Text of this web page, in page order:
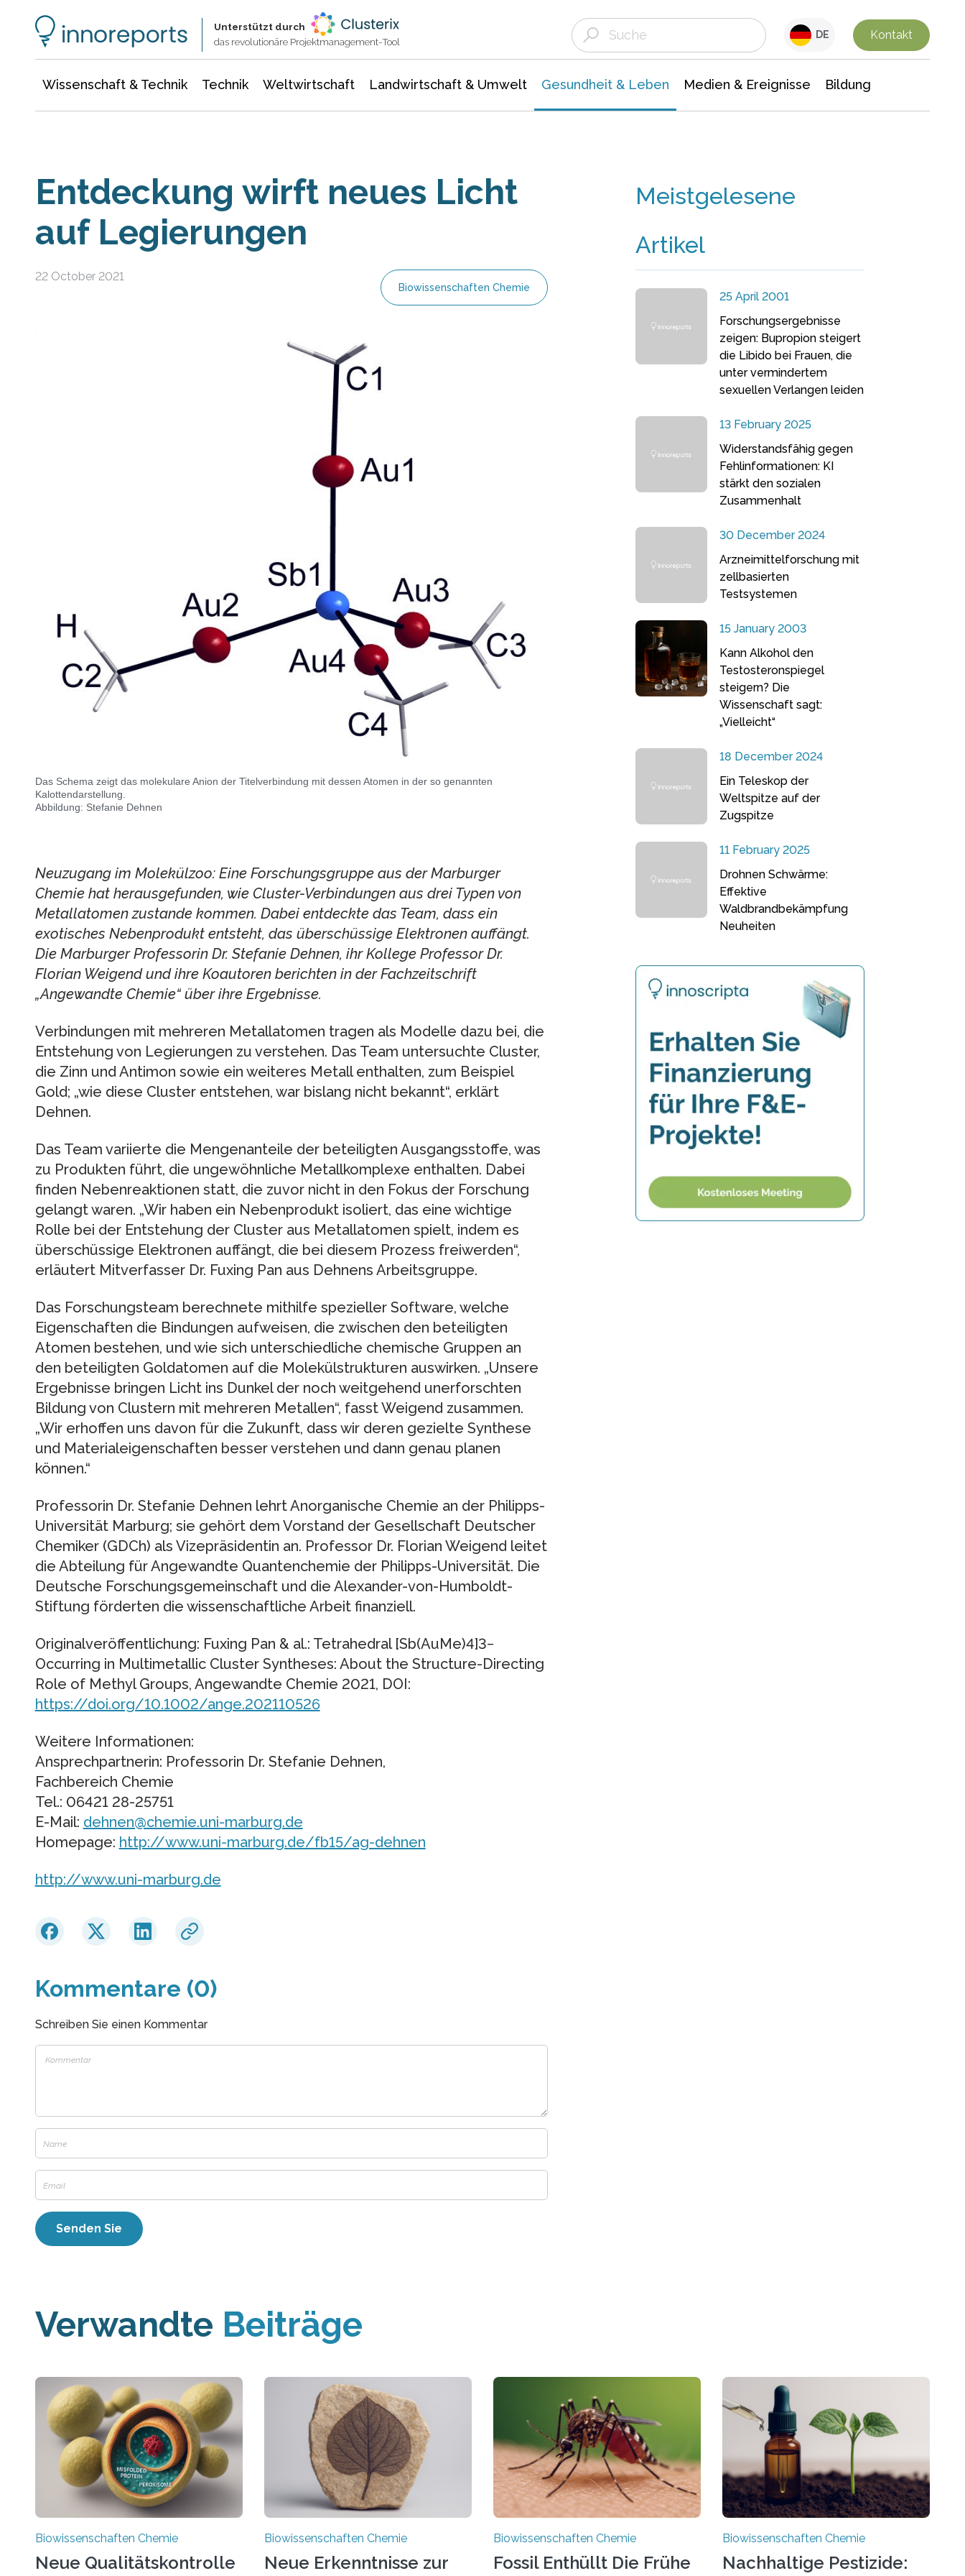
Unterstützt durch
das revolutionäre Projektmanagement-Tool
DE Kontakt
Wissenschaft & Technik Technik Weltwirtschaft Landwirtschaft & Umwelt Gesundheit & Leben Medien & Ereignisse Bildung
Entdeckung wirft neues Licht
auf Legierungen
22 October 2021
Biowissenschaften Chemie
Das Schema zeigt das molekulare Anion der Titelverbindung mit dessen Atomen in der so genannten
Kalottendarstellung.
Abbildung: Stefanie Dehnen
Neuzugang im Molekülzoo: Eine Forschungsgruppe aus der Marburger
Chemie hat herausgefunden, wie Cluster-Verbindungen aus drei Typen von
Metallatomen zustande kommen. Dabei entdeckte das Team, dass ein
exotisches Nebenprodukt entsteht, das überschüssige Elektronen auffängt.
Die Marburger Professorin Dr. Stefanie Dehnen, ihr Kollege Professor Dr.
Florian Weigend und ihre Koautoren berichten in der Fachzeitschrift
„Angewandte Chemie“ über ihre Ergebnisse.
Verbindungen mit mehreren Metallatomen tragen als Modelle dazu bei, die
Entstehung von Legierungen zu verstehen. Das Team untersuchte Cluster,
die Zinn und Antimon sowie ein weiteres Metall enthalten, zum Beispiel
Gold; „wie diese Cluster entstehen, war bislang nicht bekannt“, erklärt
Dehnen.
Das Team variierte die Mengenanteile der beteiligten Ausgangsstoffe, was
zu Produkten führt, die ungewöhnliche Metallkomplexe enthalten. Dabei
finden Nebenreaktionen statt, die zuvor nicht in den Fokus der Forschung
gelangt waren. „Wir haben ein Nebenprodukt isoliert, das eine wichtige
Rolle bei der Entstehung der Cluster aus Metallatomen spielt, indem es
überschüssige Elektronen auffängt, die bei diesem Prozess freiwerden“,
erläutert Mitverfasser Dr. Fuxing Pan aus Dehnens Arbeitsgruppe.
Das Forschungsteam berechnete mithilfe spezieller Software, welche
Eigenschaften die Bindungen aufweisen, die zwischen den beteiligten
Atomen bestehen, und wie sich unterschiedliche chemische Gruppen an
den beteiligten Goldatomen auf die Molekülstrukturen auswirken. „Unsere
Ergebnisse bringen Licht ins Dunkel der noch weitgehend unerforschten
Bildung von Clustern mit mehreren Metallen“, fasst Weigend zusammen.
„Wir erhoffen uns davon für die Zukunft, dass wir deren gezielte Synthese
und Materialeigenschaften besser verstehen und dann genau planen
können.“
Professorin Dr. Stefanie Dehnen lehrt Anorganische Chemie an der Philipps-
Universität Marburg; sie gehört dem Vorstand der Gesellschaft Deutscher
Chemiker (GDCh) als Vizepräsidentin an. Professor Dr. Florian Weigend leitet
die Abteilung für Angewandte Quantenchemie der Philipps-Universität. Die
Deutsche Forschungsgemeinschaft und die Alexander-von-Humboldt-
Stiftung förderten die wissenschaftliche Arbeit finanziell.
Originalveröffentlichung: Fuxing Pan & al.: Tetrahedral [Sb(AuMe)4]3−
Occurring in Multimetallic Cluster Syntheses: About the Structure-Directing
Role of Methyl Groups, Angewandte Chemie 2021, DOI:
https://doi.org/10.1002/ange.202110526
Weitere Informationen:
Ansprechpartnerin: Professorin Dr. Stefanie Dehnen,
Fachbereich Chemie
Tel.: 06421 28-25751
E-Mail: dehnen@chemie.uni-marburg.de
Homepage: http://www.uni-marburg.de/fb15/ag-dehnen
http://www.uni-marburg.de
Kommentare (0)
Schreiben Sie einen Kommentar
Meistgelesene
Artikel
25 April 2001
Forschungsergebnisse
zeigen: Bupropion steigert
die Libido bei Frauen, die
unter vermindertem
sexuellen Verlangen leiden
13 February 2025
Widerstandsfähig gegen
Fehlinformationen: KI
stärkt den sozialen
Zusammenhalt
30 December 2024
Arzneimittelforschung mit
zellbasierten
Testsystemen
15 January 2003
Kann Alkohol den
Testosteronspiegel
steigern? Die
Wissenschaft sagt:
„Vielleicht“
18 December 2024
Ein Teleskop der
Weltspitze auf der
Zugspitze
11 February 2025
Drohnen Schwärme:
Effektive
Waldbrandbekämpfung
Neuheiten
Verwandte Beiträge
Biowissenschaften Chemie
Neue Qualitätskontrolle
Biowissenschaften Chemie
Neue Erkenntnisse zur
Biowissenschaften Chemie
Fossil Enthüllt Die Frühe
Biowissenschaften Chemie
Nachhaltige Pestizide: